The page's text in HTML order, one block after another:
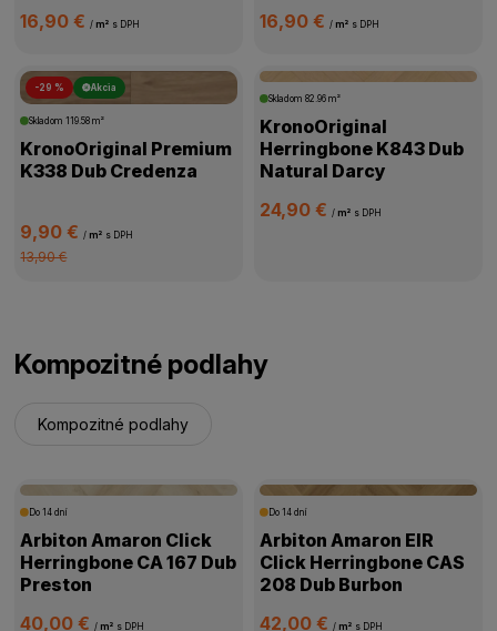
16,90 €/ m² s DPH
16,90 € / m² s DPH
-29 % Akcia
Skladom119.58 m²
KronoOriginal Premium
K338 Dub Credenza
9,90 €/ m² s DPH
13,90 €
Skladom 82.96 m²
KronoOriginal
Herringbone K843 Dub
Natural Darcy
24,90 € / m² s DPH
Kompozitné podlahy
Kompozitné podlahy
Do 14 dní
Arbiton Amaron Click
Herringbone CA 167 Dub
Preston
40,00 €/ m² s DPH
Do 14 dní
Arbiton Amaron EIR
Click Herringbone CAS
208 Dub Burbon
42,00 € / m² s DPH